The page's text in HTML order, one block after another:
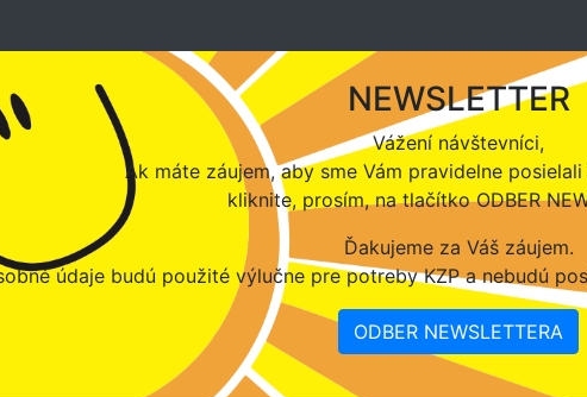
NEWSLETTER
Vážení návštevníci,
Ak máte záujem, aby sme Vám pravidelne
kliknite, prosím, na tlačítko ODBER
Ďakujeme za Váš záujem.
údaje budú použité výlučne pre potreby KZP a nebudú
ODBER NEWSLETTERA